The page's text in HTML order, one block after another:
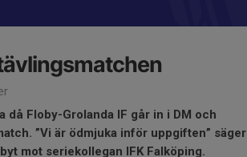
då Floby-Grolanda IF går in i DM och
”Vi är ödmjuka inför uppgiften” säger
mot seriekollegan IFK Falköping.